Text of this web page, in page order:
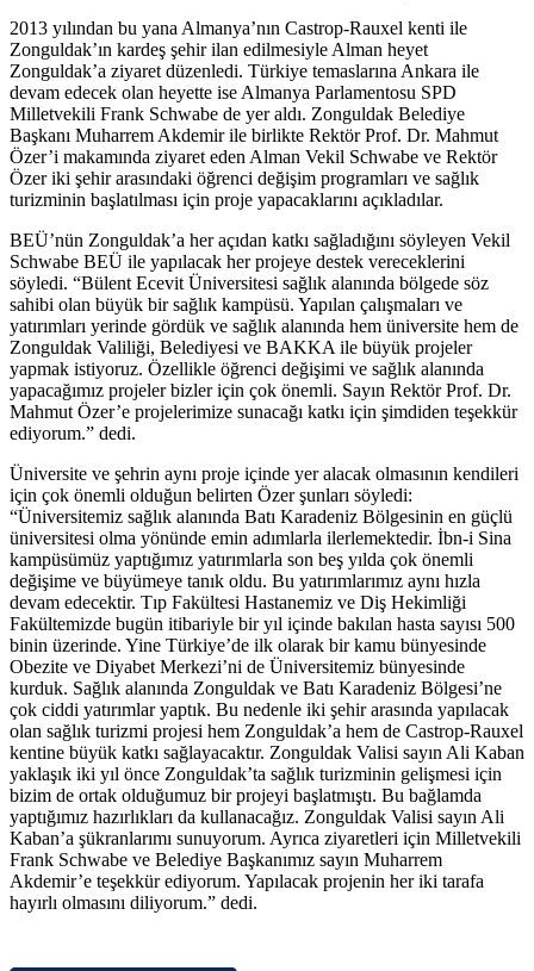
2013 yılından bu yana Almanya’nın Castrop-Rauxel kenti ile
Zonguldak’ın kardeş şehir ilan edilmesiyle Alman heyet
Zonguldak’a ziyaret düzenledi. Türkiye temaslarına Ankara ile
devam edecek olan heyette ise Almanya Parlamentosu SPD
Milletvekili Frank Schwabe de yer aldı. Zonguldak Belediye
Başkanı Muharrem Akdemir ile birlikte Rektör Prof. Dr. Mahmut
Özer’i makamında ziyaret eden Alman Vekil Schwabe ve Rektör
Özer iki şehir arasındaki öğrenci değişim programları ve sağlık
turizminin başlatılması için proje yapacaklarını açıkladılar.
BEÜ’nün Zonguldak’a her açıdan katkı sağladığını söyleyen Vekil
Schwabe BEÜ ile yapılacak her projeye destek vereceklerini
söyledi. “Bülent Ecevit Üniversitesi sağlık alanında bölgede söz
sahibi olan büyük bir sağlık kampüsü. Yapılan çalışmaları ve
yatırımları yerinde gördük ve sağlık alanında hem üniversite hem de
Zonguldak Valiliği, Belediyesi ve BAKKA ile büyük projeler
yapmak istiyoruz. Özellikle öğrenci değişimi ve sağlık alanında
yapacağımız projeler bizler için çok önemli. Sayın Rektör Prof. Dr.
Mahmut Özer’e projelerimize sunacağı katkı için şimdiden teşekkür
ediyorum.” dedi.
Üniversite ve şehrin aynı proje içinde yer alacak olmasının kendileri
için çok önemli olduğun belirten Özer şunları söyledi:
“Üniversitemiz sağlık alanında Batı Karadeniz Bölgesinin en güçlü
üniversitesi olma yönünde emin adımlarla ilerlemektedir. İbn-i Sina
kampüsümüz yaptığımız yatırımlarla son beş yılda çok önemli
değişime ve büyümeye tanık oldu. Bu yatırımlarımız aynı hızla
devam edecektir. Tıp Fakültesi Hastanemiz ve Diş Hekimliği
Fakültemizde bugün itibariyle bir yıl içinde bakılan hasta sayısı 500
binin üzerinde. Yine Türkiye’de ilk olarak bir kamu bünyesinde
Obezite ve Diyabet Merkezi’ni de Üniversitemiz bünyesinde
kurduk. Sağlık alanında Zonguldak ve Batı Karadeniz Bölgesi’ne
çok ciddi yatırımlar yaptık. Bu nedenle iki şehir arasında yapılacak
olan sağlık turizmi projesi hem Zonguldak’a hem de Castrop-Rauxel
kentine büyük katkı sağlayacaktır. Zonguldak Valisi sayın Ali Kaban
yaklaşık iki yıl önce Zonguldak’ta sağlık turizminin gelişmesi için
bizim de ortak olduğumuz bir projeyi başlatmıştı. Bu bağlamda
yaptığımız hazırlıkları da kullanacağız. Zonguldak Valisi sayın Ali
Kaban’a şükranlarımı sunuyorum. Ayrıca ziyaretleri için Milletvekili
Frank Schwabe ve Belediye Başkanımız sayın Muharrem
Akdemir’e teşekkür ediyorum. Yapılacak projenin her iki tarafa
hayırlı olmasını diliyorum.” dedi.